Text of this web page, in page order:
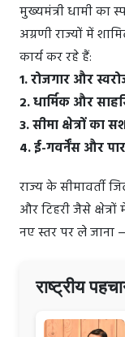
मुख्यमंत्री धामी का
अग्रणी राज्यों में
कार्य कर रहे हैं:
1. रोजगार और
2. धार्मिक और
3. सीमा क्षेत्रों का
4. ई-गवर्नेंस और
राज्य के सीमावर्ती
और टिहरी जैसे
नए स्तर पर ले जाना
राष्ट्रीय